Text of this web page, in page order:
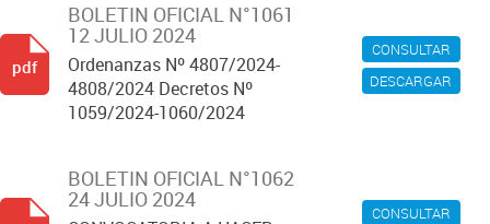
CONSULTAR
DESCARGAR
BOLETIN OFICIAL N°1061
12 JULIO 2024
Ordenanzas Nº 4807/2024-
4808/2024 Decretos Nº
1059/2024-1060/2024
pdf
CONSULTAR
BOLETIN OFICIAL N°1062
24 JULIO 2024